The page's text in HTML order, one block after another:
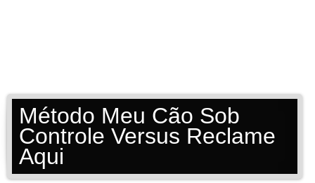
Método Meu Cão Sob
Controle Versus Reclame
Aqui